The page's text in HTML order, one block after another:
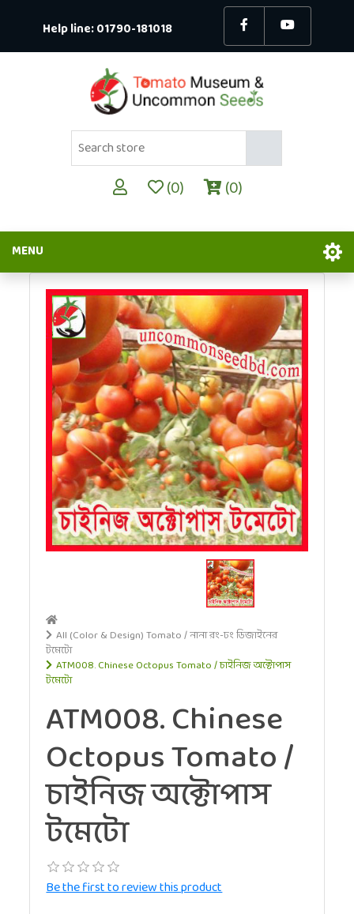
Help line:01790-181018
(0) (0)
MENU
All (Color & Design) Tomato / নানা রং-ঢং ডিজাইনের
টমেটো
ATM008. Chinese Octopus Tomato / চাইনিজ অক্টোপাস
টমেটো
ATM008. Chinese
Octopus Tomato /
চাইনিজ অক্টোপাস
টমেটো
Be the first to review this product